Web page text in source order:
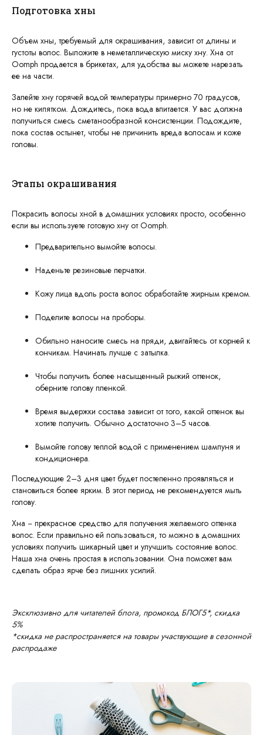
Подготовка хны
Объем хны, требуемый для окрашивания, зависит от длины и
густоты волос. Выложите в неметаллическую миску хну. Хна от
Oomph продается в брикетах, для удобства вы можете нарезать
ее на части.
Залейте хну горячей водой температуры примерно 70 градусов,
но не кипятком. Дождитесь, пока вода впитается. У вас должна
получиться смесь сметанообразной консистенции. Подождите,
пока состав остынет, чтобы не причинить вреда волосам и коже
головы.
Этапы окрашивания
Покрасить волосы хной в домашних условиях просто, особенно
если вы используете готовую хну от Oomph.
Предварительно вымойте волосы.
Наденьте резиновые перчатки.
Кожу лица вдоль роста волос обработайте жирным кремом.
Поделите волосы на проборы.
Обильно наносите смесь на пряди, двигайтесь от корней к
кончикам. Начинать лучше с затылка.
Чтобы получить более насыщенный рыжий оттенок,
оберните голову пленкой.
Время выдержки состава зависит от того, какой оттенок вы
хотите получить. Обычно достаточно 3–5 часов.
Вымойте голову теплой водой с применением шампуня и
кондиционера.
Последующие 2–3 дня цвет будет постепенно проявляться и
становиться более ярким. В этот период не рекомендуется мыть
голову.
Хна − прекрасное средство для получения желаемого оттенка
волос. Если правильно ей пользоваться, то можно в домашних
условиях получить шикарный цвет и улучшить состояние волос.
Наша хна очень простая в использовании. Она поможет вам
сделать образ ярче без лишних усилий.
Эксклюзивно для читателей блога, промокод БЛОГ5*, скидка
5%
*скидка не распространяется на товары участвующие в сезонной
распродаже